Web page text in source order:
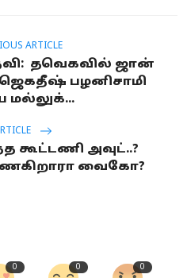
ARTICLE
தவெகவில் ஜான்
பழனிசாமி
மல்லுக்...
கூட்டணி அவுட்..?
வைகோ?
0 0 0